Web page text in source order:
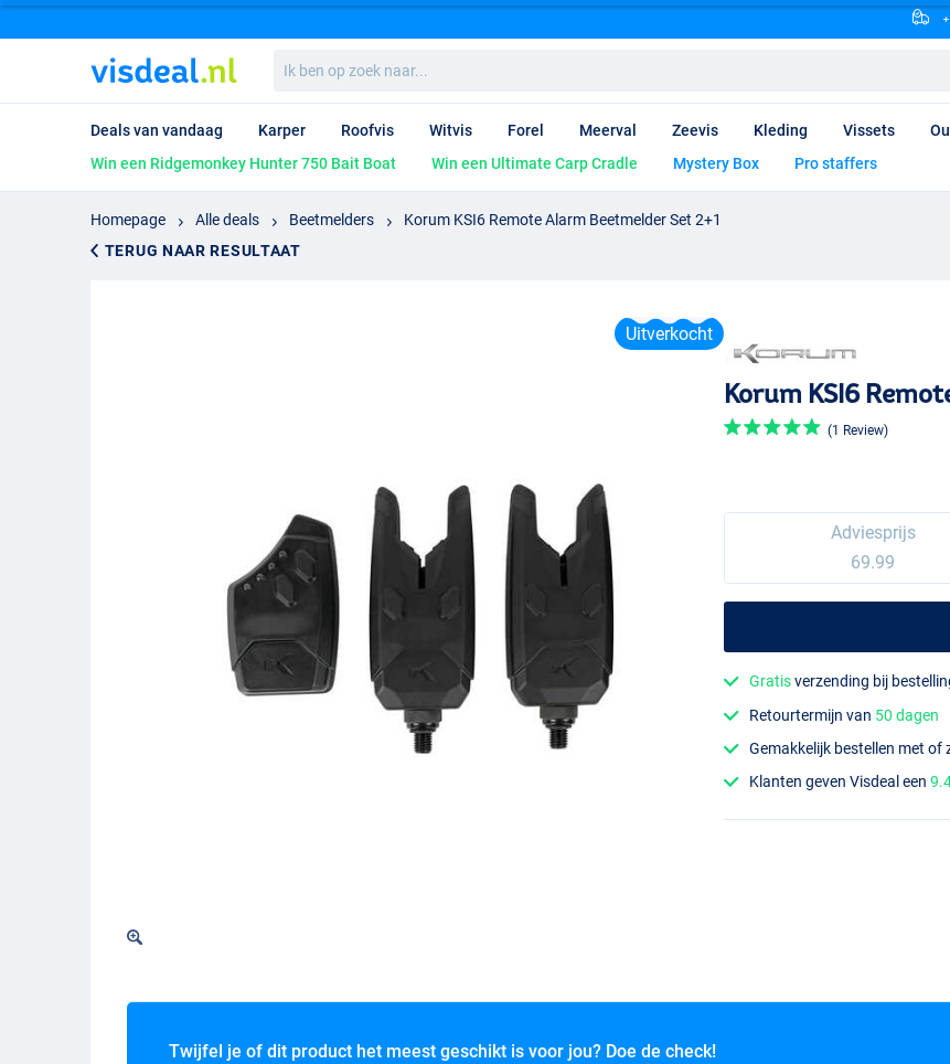
ben
op
naar...
Deals van vandaag Karper Roofvis Witvis Forel Meerval Zeevis Kleding Vissets
Win een Ridgemonkey Hunter 750 Bait Boat
Win een Ultimate Carp Cradle Mystery Box Pro staffers
Homepage Alle deals Beetmelders
Korum KSI6 Remote Alarm Beetmelder Set 2+1
TERUG NAAR RESULTAAT
Uitverkocht
Korum KSI6
(1 Review)
Adviesprijs
69.99
Gratisverzending bij
Retourtermijn van 50 dagen
Gemakkelijk bestellen met of
Klanten geven Visdeal een
Twijfel je of dit product het meest geschikt is voor jou? Doe de check!